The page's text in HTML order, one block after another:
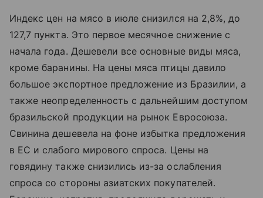
Индекс цен на мясо в июле снизился на 2,8%, до
127,7 пункта. Это первое месячное снижение с
начала года. Дешевели все основные виды мяса,
кроме баранины. На цены мяса птицы давило
большое экспортное предложение из Бразилии, а
также неопределенность с дальнейшим доступом
бразильской продукции на рынок Евросоюза.
Свинина дешевела на фоне избытка предложения
в ЕС и слабого мирового спроса. Цены на
говядину также снизились из-за ослабления
спроса со стороны азиатских покупателей.